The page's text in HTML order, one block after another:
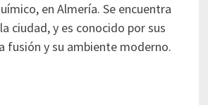
en Almería. Se encuentra
ciudad, y es conocido por sus
fusión y su ambiente moderno.